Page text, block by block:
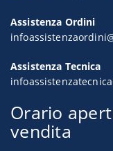
Assistenza Ordini
Assistenza Tecnica
Orario
vendita